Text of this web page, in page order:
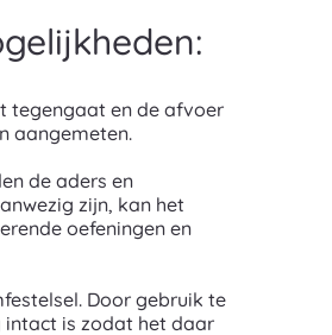
tegengaat en de afvoer
aangemeten.
de aders en
zijn, kan het
oefeningen en
Door gebruik te
intact is zodat het daar